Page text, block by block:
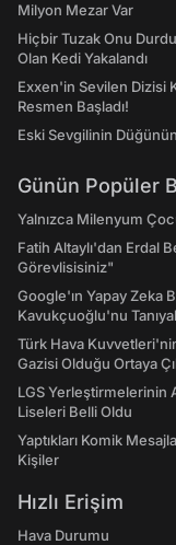
Milyon Mezar Var
Hiçbir Tuzak Onu
Olan Kedi Yakalandı
Exxen'in Sevilen Dizisi
Resmen Başladı!
Eski Sevgilinin
Günün Popüler
Yalnızca Milenyum
Fatih Altaylı'dan Erdal
Görevlisisiniz"
Google'ın Yapay Zeka
Kavukçuoğlu'nu
Türk Hava
Gazisi Olduğu Ortaya
LGS Yerleştirmelerinin
Liseleri Belli Oldu
Yaptıkları Komik
Kişiler
Hızlı Erişim
Hava Durumu